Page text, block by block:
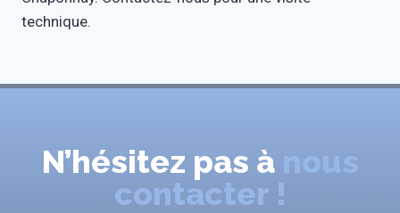
technique.
N’hésitez pas à nous
contacter !